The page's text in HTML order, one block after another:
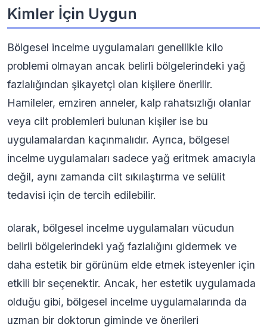
Kimler İçin Uygun
Bölgesel incelme uygulamaları genellikle kilo
problemi olmayan ancak belirli bölgelerindeki yağ
fazlalığından şikayetçi olan kişilere önerilir.
Hamileler, emziren anneler, kalp rahatsızlığı olanlar
veya cilt problemleri bulunan kişiler ise bu
uygulamalardan kaçınmalıdır. Ayrıca, bölgesel
incelme uygulamaları sadece yağ eritmek amacıyla
değil, aynı zamanda cilt sıkılaştırma ve selülit
tedavisi için de tercih edilebilir.
olarak, bölgesel incelme uygulamaları vücudun
belirli bölgelerindeki yağ fazlalığını gidermek ve
daha estetik bir görünüm elde etmek isteyenler için
etkili bir seçenektir. Ancak, her estetik uygulamada
olduğu gibi, bölgesel incelme uygulamalarında da
uzman bir doktorun giminde ve önerileri